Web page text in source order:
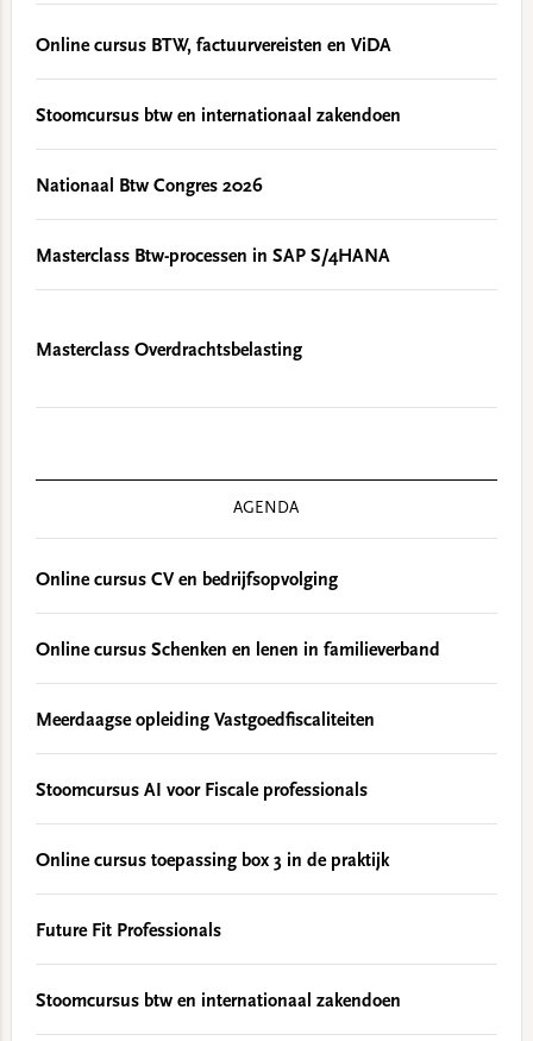
Online cursus BTW, factuurvereisten en ViDA
Stoomcursus btw en internationaal zakendoen
Nationaal Btw Congres 2026
Masterclass Btw-processen in SAP S/4HANA
Masterclass Overdrachtsbelasting
AGENDA
Online cursus CV en bedrijfsopvolging
Online cursus Schenken en lenen in familieverband
Meerdaagse opleiding Vastgoedfiscaliteiten
Stoomcursus AI voor Fiscale professionals
Online cursus toepassing box 3 in de praktijk
Future Fit Professionals
Stoomcursus btw en internationaal zakendoen